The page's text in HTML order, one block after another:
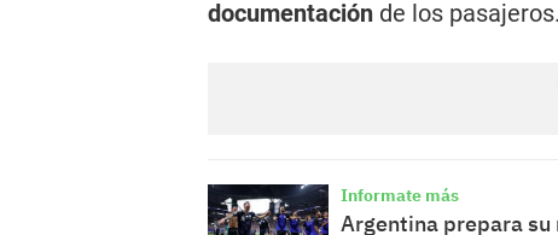
documentación de los pasajeros.
Informate más
Argentina prepara su